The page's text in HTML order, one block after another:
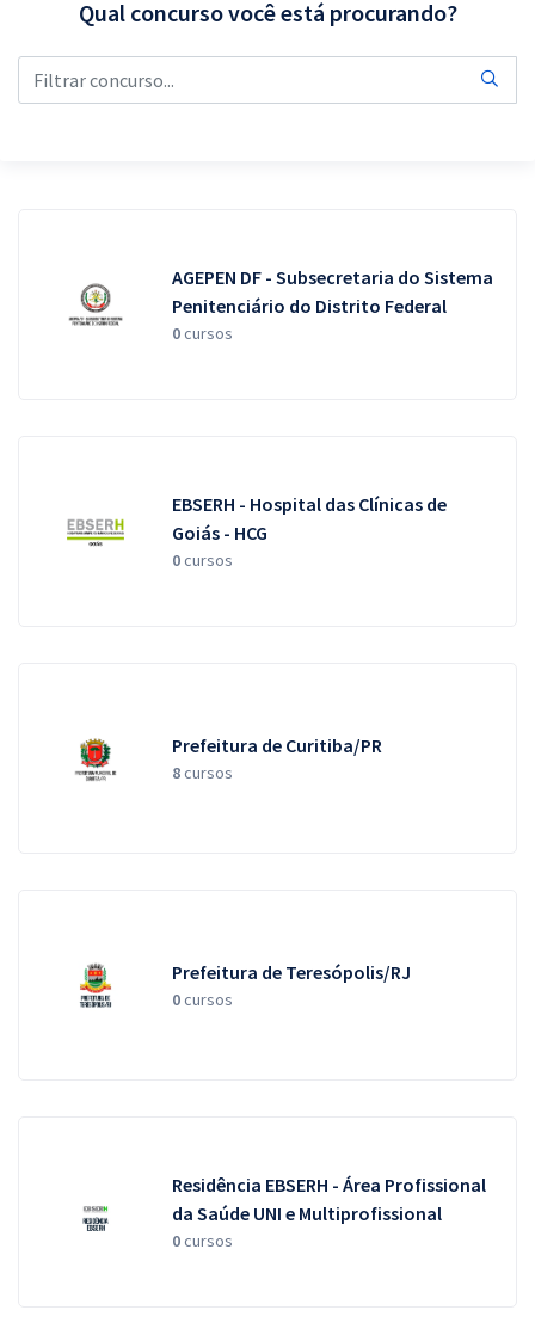
Conteúdo gratuito
Qual concurso você está procurando?
AGEPEN DF - Subsecretaria do Sistema
Penitenciário do Distrito Federal
0cursos
EBSERH - Hospital das Clínicas de
Goiás - HCG
0cursos
Prefeitura de Curitiba/PR
8cursos
Prefeitura de Teresópolis/RJ
0cursos
Residência EBSERH - Área Profissional
da Saúde UNI e Multiprofissional
0cursos